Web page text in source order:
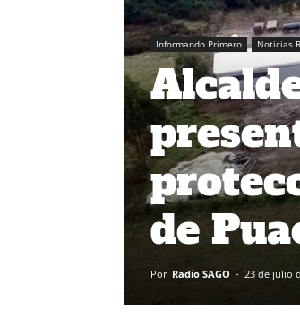
Informando Primero Noticias
de
Por Radio SAGO - 23 de julio